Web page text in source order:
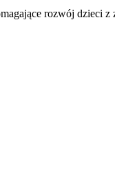
rozwój dzieci